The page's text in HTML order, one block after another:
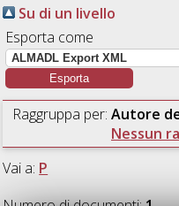
Su di un livello
Esporta come
Raggruppa per: Autore
Nessun
Vai a: P